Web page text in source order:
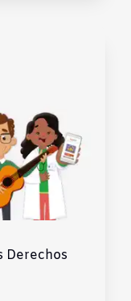
Derechos